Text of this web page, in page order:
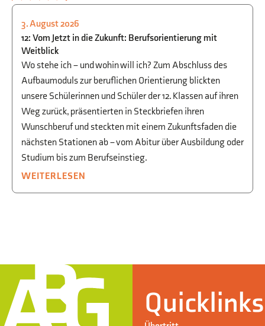
STUDIEN- UND BERUFSORIENTIERUNG
3. August 2026
12: Vom Jetzt in die Zukunft: Berufsorientierung mit
Weitblick
Wo stehe ich – und wohin will ich? Zum Abschluss des
Aufbaumoduls zur beruflichen Orientierung blickten
unsere Schülerinnen und Schüler der 12. Klassen auf ihren
Weg zurück, präsentierten in Steckbriefen ihren
Wunschberuf und steckten mit einem Zukunftsfaden die
nächsten Stationen ab – vom Abitur über Ausbildung oder
Studium bis zum Berufseinstieg.
WEITERLESEN
Quicklinks